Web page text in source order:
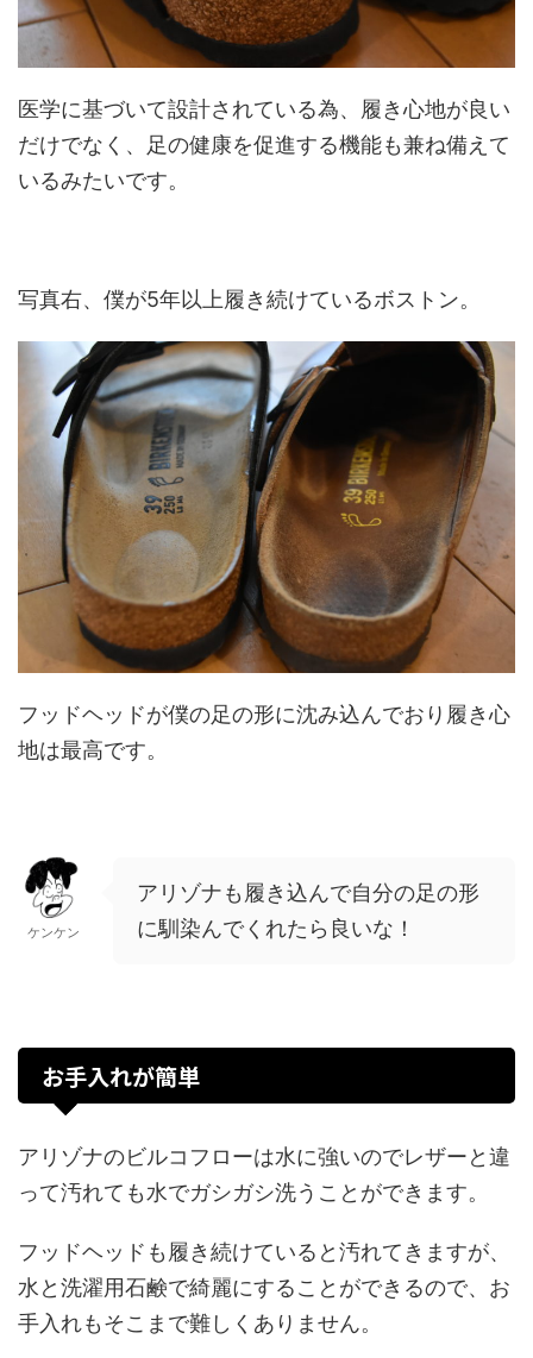
医学に基づいて設計されている為、履き心地が良い
だけでなく、足の健康を促進する機能も兼ね備えて
いるみたいです。
写真右、僕が5年以上履き続けているボストン。
フッドヘッドが僕の足の形に沈み込んでおり履き心
地は最高です。
ケンケン
アリゾナも履き込んで自分の足の形
に馴染んでくれたら良いな！
お手入れが簡単
アリゾナのビルコフローは水に強いのでレザーと違
って汚れても水でガシガシ洗うことができます。
フッドヘッドも履き続けていると汚れてきますが、
水と洗濯用石鹸で綺麗にすることができるので、お
手入れもそこまで難しくありません。